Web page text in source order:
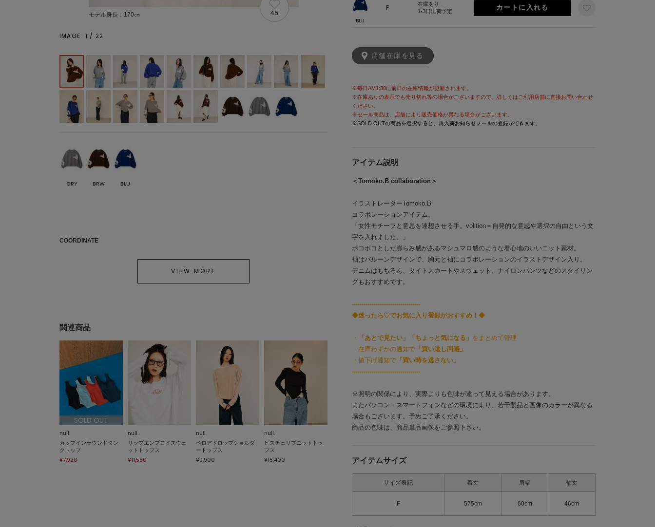
BLU
F
在庫あり
1-3日出荷予定
店舗在庫を見る
※毎日AM1:30に前日の在庫情報が更新されます。
※在庫ありの表示でも売り切れ等の場合がございますので、詳しくはご利用店舗に直接お問い合わせ
ください。
※セール商品は、店舗により販売価格が異なる場合がございます。
※SOLD OUTの商品を選択すると、再入荷お知らせメールの登録ができます。
アイテム説明
＜Tomoko.B collaboration＞
イラストレーターTomoko.B
コラボレーションアイテム。
「女性モチーフと意思を連想させる手。volition＝自発的な意志や選択の自由という文
字を入れました。」
ポコポコとした膨らみ感があるマシュマロ感のような着心地のいいニット素材。
袖はバルーンデザインで、胸元と袖にコラボレーションのイラストデザイン入り。
デニムはもちろん、タイトスカートやスウェット、ナイロンパンツなどのスタイリン
グもおすすめです。
-----------------------------------
◆迷ったら♡でお気に入り登録がおすすめ！◆
・ 「あとで見たい」「ちょっと気になる」 をまとめて管理
・在庫わずかの通知で 「買い逃し回避」
・値下げ通知で 「買い時を逃さない」
-----------------------------------
※照明の関係により、実際よりも色味が違って見える場合があります。
またパソコン・スマートフォンなどの環境により、若干製品と画像のカラーが異なる
場合もございます。予めご了承ください。
商品の色味は、商品単品画像をご参照下さい。
アイテムサイズ
サイズ表記 着丈 肩幅 袖丈
F 575cm 60cm 46cm
モデル身長：170㎝ 45
IMAGE 1 / 22
GRY BRW BLU
COORDINATE
VIEW MORE
関連商品
SOLD OUT
null.
カップインラウンドタン
クトップ
¥7,920
null.
リップエンブロイスウェ
ットトップス
¥11,550
null.
ベロアドロップショルダ
ートップス
¥9,900
null.
ビスチェリブニットトッ
プス
¥15,400